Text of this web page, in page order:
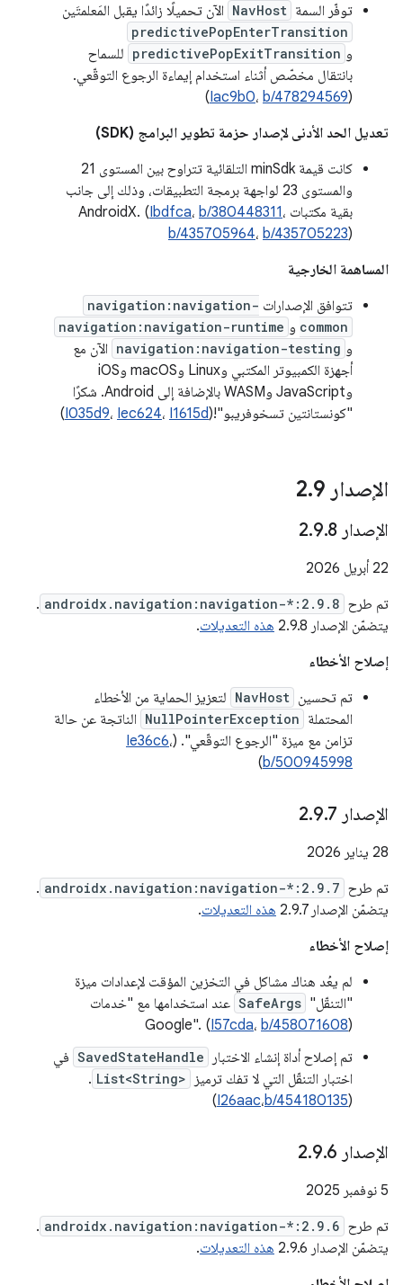
توفّر السمة NavHost الآن تحميلًا زائدًا يقبل المَعلمتَين
predictivePopEnterTransition
و predictivePopExitTransition للسماح
بانتقال مخصّص أثناء استخدام إيماءة الرجوع التوقّعي.
(
Iac9b0، b/478294569
)
تعديل الحد الأدنى لإصدار حزمة تطوير البرامج (SDK)
كانت قيمة minSdk التلقائية تتراوح بين المستوى 21
والمستوى 23 لواجهة برمجة التطبيقات، وذلك إلى جانب
بقية مكتبات AndroidX. (
Ibdfca، b/380448311،
b/435705964، b/435705223)
المساهمة الخارجية
تتوافق الإصدارات navigation:navigation-
common و navigation:navigation-runtime
و navigation:navigation-testing الآن مع
أجهزة الكمبيوتر المكتبي وLinux وmacOS وiOS
وJavaScript وWASM بالإضافة إلى Android. شكرًا
"كونستانتين تسخوفريبو"!(
I035d9، Iec624، I1615d
)
الإصدار 2 .9
الإصدار 2 .9.8
‫22 أبريل 2026
تم طرح androidx.navigation:navigation-*:2.9.8
.
يتضمّن الإصدار 2.9.8
هذه التعديلات.
إصلاح الأخطاء
تم تحسين NavHost لتعزيز الحماية من الأخطاء
المحتملة NullPointerException الناتجة عن حالة
تزامن مع ميزة "الرجوع التوقّعي". ( Ie36c6،
b/500945998
)
الإصدار 2 .9.7
‫28 يناير 2026
تم طرح androidx.navigation:navigation-*:2.9.7
.
يتضمّن الإصدار 2.9.7
هذه التعديلات.
إصلاح الأخطاء
لم يعُد هناك مشاكل في التخزين المؤقت لإعدادات ميزة
"التنقّل" SafeArgs عند استخدامها مع "خدمات
Google". (I57cda، b/458071608)
تم إصلاح أداة إنشاء الاختبار
SavedStateHandle في
اختبار التنقّل التي لا تفك ترميز
List<String>
.
(
I26aac،b/454180135
)
الإصدار 2 .9.6
‫5 نوفمبر 2025
تم طرح androidx.navigation:navigation-*:2.9.6
.
يتضمّن الإصدار 2.9.6
هذه التعديلات.